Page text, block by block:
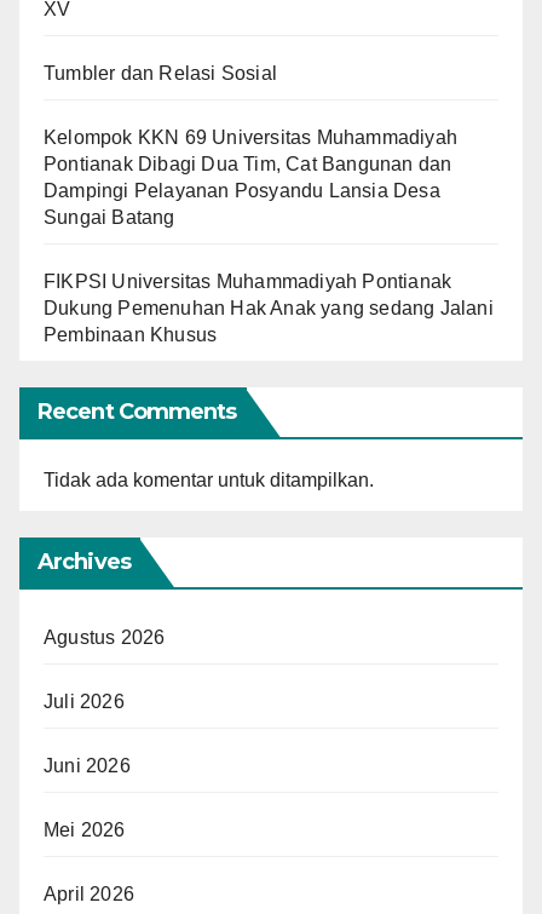
XV
Tumbler dan Relasi Sosial
Kelompok KKN 69 Universitas Muhammadiyah
Pontianak Dibagi Dua Tim, Cat Bangunan dan
Dampingi Pelayanan Posyandu Lansia Desa
Sungai Batang
FIKPSI Universitas Muhammadiyah Pontianak
Dukung Pemenuhan Hak Anak yang sedang Jalani
Pembinaan Khusus
Recent Comments
Tidak ada komentar untuk ditampilkan.
Archives
Agustus 2026
Juli 2026
Juni 2026
Mei 2026
April 2026